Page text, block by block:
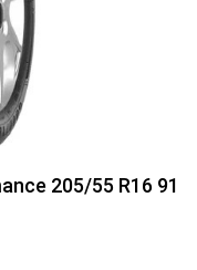
205/55 R16 91